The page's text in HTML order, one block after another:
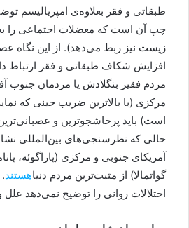
طبقاتی و فقر بعلاوه‌ی امپریالیسم
چپ آن است که معضلات اجتماعی را
زیست نیز ربط می‌دهد). از این نگاه
افزایش شکاف طبقاتی و فقر ارتباط
مردم فقیر بنگلادش یا مردمان جنوب
مرکزی (با بالاترین ضریب جینی که
است) باید پرخاشجوترین و
حالی که نظرسنجی‌های بین‌المللی
آمریکای جنوبی و مرکزی (پاراگوئه،
گواتمالا) از مثبت‌ترین مردم دنیاهستند.
اختلالات روانی را توضیح نمی‌دهد علل